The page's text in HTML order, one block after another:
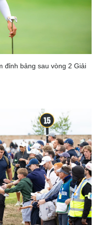
đỉnh bảng sau vòng 2 Giải